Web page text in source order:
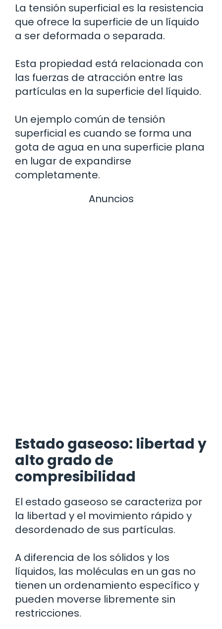
La tensión superficial es la resistencia
que ofrece la superficie de un líquido
a ser deformada o separada.
Esta propiedad está relacionada con
las fuerzas de atracción entre las
partículas en la superficie del líquido.
Un ejemplo común de tensión
superficial es cuando se forma una
gota de agua en una superficie plana
en lugar de expandirse
completamente.
Anuncios
Estado gaseoso: libertad y
alto grado de
compresibilidad
El estado gaseoso se caracteriza por
la libertad y el movimiento rápido y
desordenado de sus partículas.
A diferencia de los sólidos y los
líquidos, las moléculas en un gas no
tienen un ordenamiento específico y
pueden moverse libremente sin
restricciones.